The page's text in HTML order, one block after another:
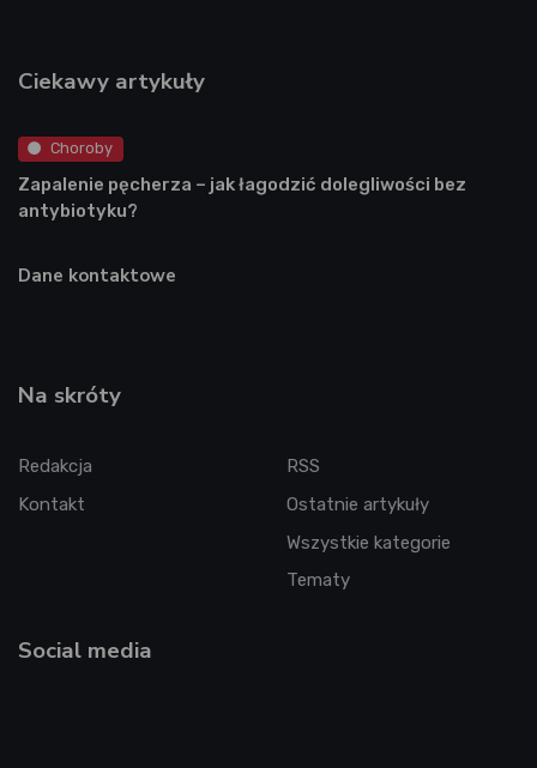
Ciekawy artykuły
Choroby
Zapalenie pęcherza – jak łagodzić dolegliwości bez
antybiotyku?
Dane kontaktowe
Na skróty
Redakcja
Kontakt
RSS
Ostatnie artykuły
Wszystkie kategorie
Tematy
Social media